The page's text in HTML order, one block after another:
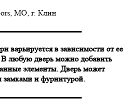
МО, г. Клин
варьируется в зависимости от ее
В любую дверь можно добавить
элементы. Дверь может
замками и фурнитурой.